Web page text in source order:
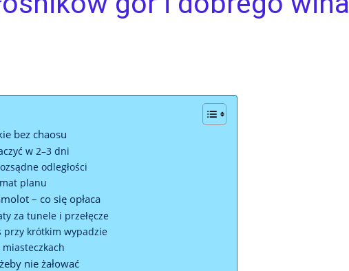
bez chaosu
w 2–3 dni
odległości
planu
– co się opłaca
za tunele i przełęcze
przy krótkim wypadzie
nie żałować